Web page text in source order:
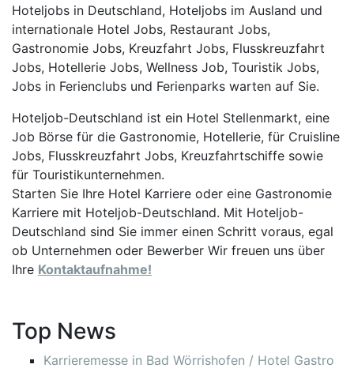
Hoteljobs in Deutschland, Hoteljobs im Ausland und
internationale Hotel Jobs, Restaurant Jobs,
Gastronomie Jobs, Kreuzfahrt Jobs, Flusskreuzfahrt
Jobs, Hotellerie Jobs, Wellness Job, Touristik Jobs,
Jobs in Ferienclubs und Ferienparks warten auf Sie.
Hoteljob-Deutschland ist ein Hotel Stellenmarkt, eine
Job Börse für die Gastronomie, Hotellerie, für Cruisline
Jobs, Flusskreuzfahrt Jobs, Kreuzfahrtschiffe sowie
für Touristikunternehmen.
Starten Sie Ihre Hotel Karriere oder eine Gastronomie
Karriere mit Hoteljob-Deutschland. Mit Hoteljob-
Deutschland sind Sie immer einen Schritt voraus, egal
ob Unternehmen oder Bewerber Wir freuen uns über
Ihre Kontaktaufnahme!
Top News
Karrieremesse in Bad Wörrishofen / Hotel Gastro